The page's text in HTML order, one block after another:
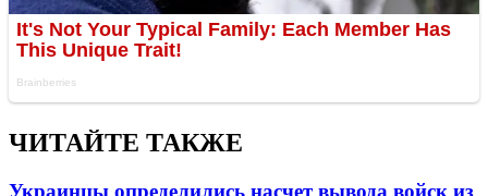
ЧИТАЙТЕ ТАКЖЕ
Украинцы определились насчет вывода войск из